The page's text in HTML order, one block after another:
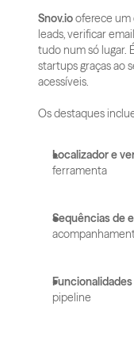
Snov.io oferece
leads, verificar
tudo num só lugar.
startups graças ao
acessíveis.
Os destaques
Localizador e
ferramenta
Sequências de
pipeline